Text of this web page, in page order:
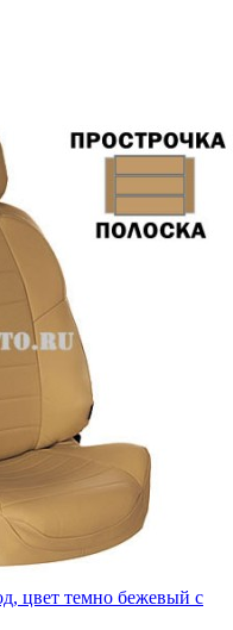
цвет темно бежевый с